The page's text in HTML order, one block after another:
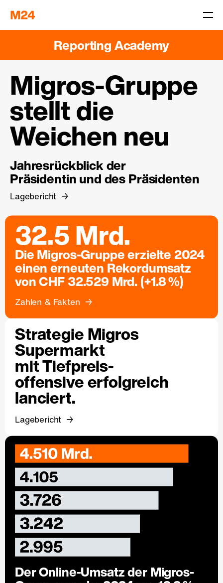
Reporting Academy
Migros-Gruppe
stellt die
Weichen neu
Jahresrückblick der
Präsidentin und des Präsidenten
Lagebericht
32.5 Mrd.
Die Migros-Gruppe erzielte 2024
einen erneuten Rekordumsatz
von CHF 32.529 Mrd. (+1.8 %)
Zahlen & Fakten
Strategie Migros
Supermarkt
mit Tiefpreis-
offensive erfolgreich
lanciert.
Lagebericht
Der Online-Umsatz der Migros-